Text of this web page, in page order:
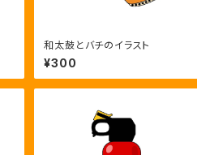
和太鼓とバチのイラスト
¥300